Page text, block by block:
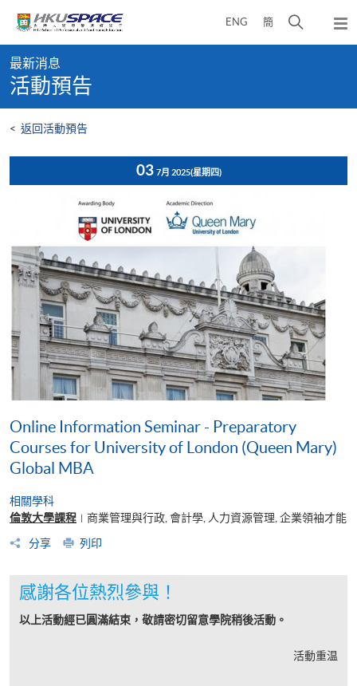
content
ENG 簡
開
彈
出
content
start
最新消息
活動預告
< 返回活動預告
03 7月 2025(星期四)
Online Information Seminar - Preparatory
Courses for University of London (Queen Mary)
Global MBA
相關學科
倫敦大學課程 | 商業管理與行政, 會計學, 人力資源管理, 企業領袖才能
分享
列印
感謝各位熱烈參與！
以上活動經已圓滿結束，敬請密切留意學院稍後活動。
活動重温